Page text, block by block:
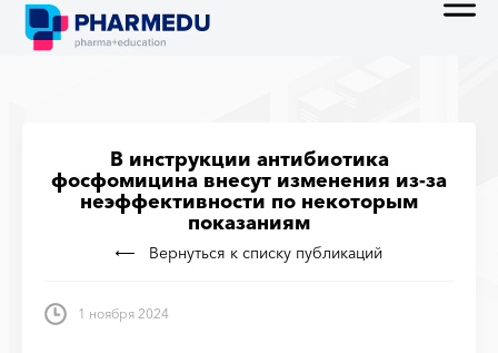
В инструкции антибиотика
фосфомицина внесут изменения из-за
неэффективности по некоторым
показаниям
Вернуться к списку публикаций
1 ноября 2024